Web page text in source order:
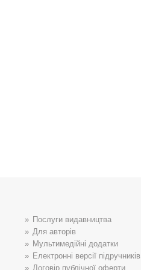
Послуги видавництва
Для авторів
Мультимедійні додатки
Електронні версії підручників
Договір публічної оферти